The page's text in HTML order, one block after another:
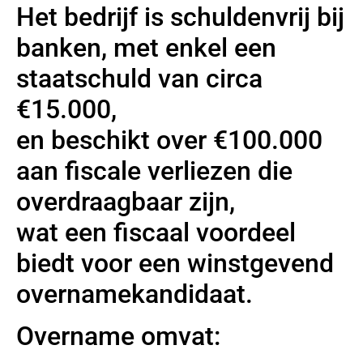
Het bedrijf is schuldenvrij bij
banken, met enkel een
staatschuld van circa
€15.000,
en beschikt over €100.000
aan fiscale verliezen die
overdraagbaar zijn,
wat een fiscaal voordeel
biedt voor een winstgevend
overnamekandidaat.
Overname omvat: